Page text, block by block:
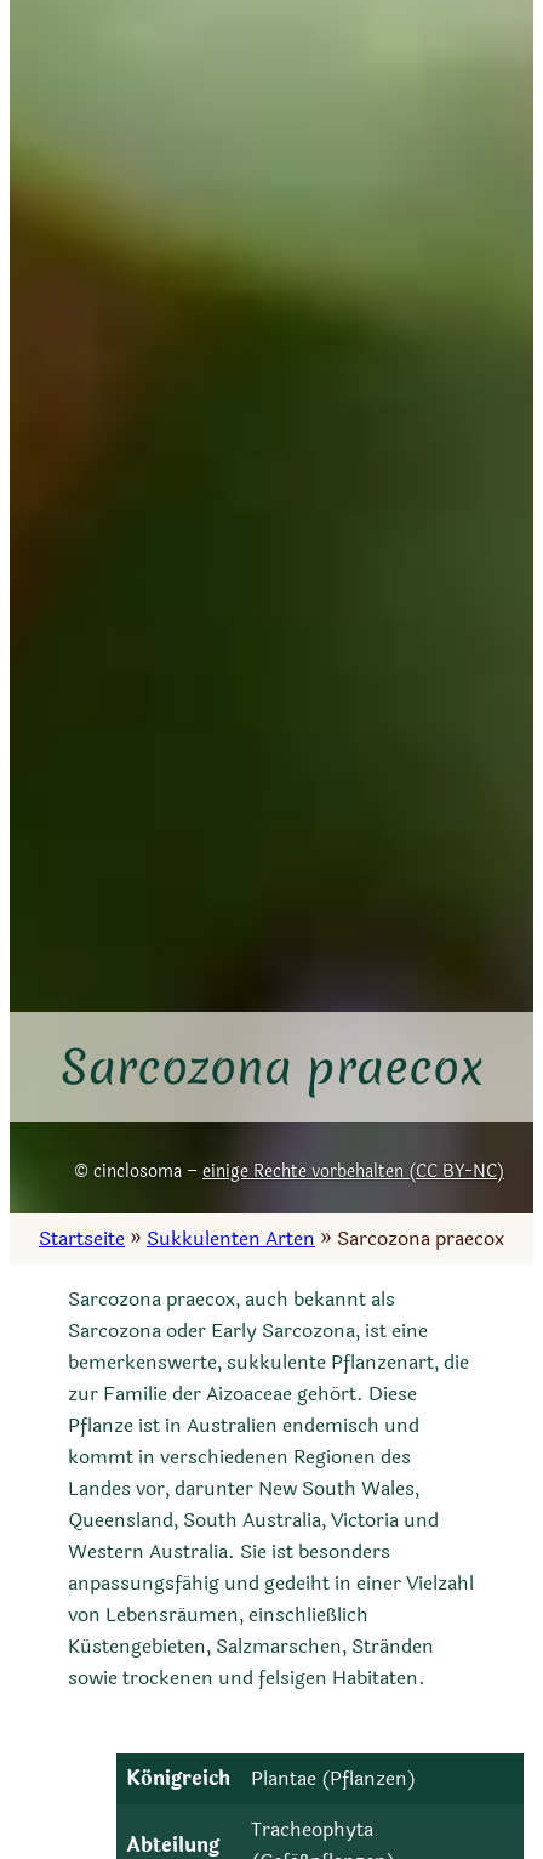
Sarcozona praecox
cinclosoma –einige Rechte vorbehalten (CC BY-NC)
Startseite » Sukkulenten Arten » Sarcozona praecox
Sarcozona praecox, auch bekannt als
Sarcozona oder Early Sarcozona, ist eine
bemerkenswerte, sukkulente Pflanzenart, die
zur Familie der Aizoaceae gehört. Diese
Pflanze ist in Australien endemisch und
kommt in verschiedenen Regionen des
Landes vor, darunter New South Wales,
Queensland, South Australia, Victoria und
Western Australia. Sie ist besonders
anpassungsfähig und gedeiht in einer Vielzahl
von Lebensräumen, einschließlich
Küstengebieten, Salzmarschen, Stränden
sowie trockenen und felsigen Habitaten.
Königreich Plantae (Pflanzen)
Abteilung
Tracheophyta